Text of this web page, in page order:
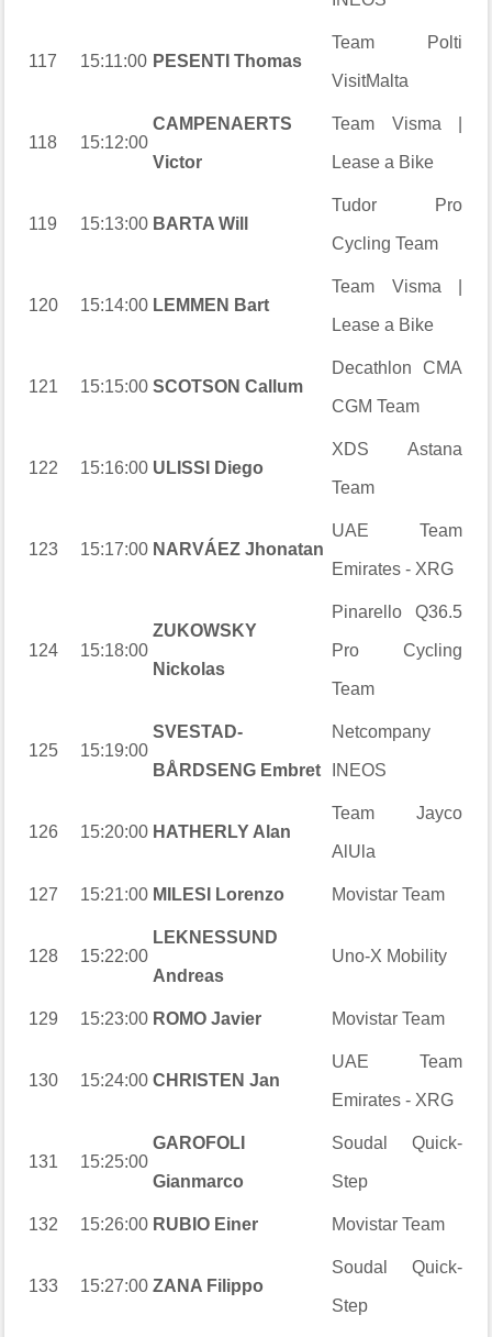
117 15:11:00 PESENTI Thomas
Team Polti
VisitMalta
118 15:12:00
CAMPENAERTS
Victor
Team Visma |
Lease a Bike
119 15:13:00 BARTA Will
Tudor Pro
Cycling Team
120 15:14:00 LEMMEN Bart
Team Visma |
Lease a Bike
121 15:15:00 SCOTSON Callum
Decathlon CMA
CGM Team
122 15:16:00 ULISSI Diego
XDS Astana
Team
123 15:17:00 NARVÁEZ Jhonatan
UAE Team
Emirates - XRG
124 15:18:00
ZUKOWSKY
Nickolas
Pinarello Q36.5
Pro Cycling
Team
125 15:19:00
SVESTAD-
BÅRDSENG Embret
Netcompany
INEOS
126 15:20:00 HATHERLY Alan
Team Jayco
AlUla
127 15:21:00 MILESI Lorenzo Movistar Team
128 15:22:00
LEKNESSUND
Andreas
Uno-X Mobility
129 15:23:00 ROMO Javier Movistar Team
130 15:24:00 CHRISTEN Jan
UAE Team
Emirates - XRG
131 15:25:00
GAROFOLI
Gianmarco
Soudal Quick-
Step
132 15:26:00 RUBIO Einer Movistar Team
133 15:27:00 ZANA Filippo
Soudal Quick-
Step